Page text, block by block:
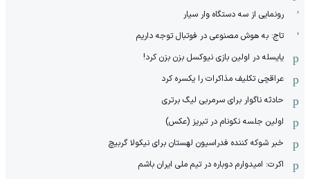
رونمایی از سه دستگاه وار سیار
تاج: به هوش مصنوعی در فوتبال توجه داریم
یایسله در اولین بازی نیوکسل بزن بزن کرد!
عراقچی تکلیف مذاکرات را یکسره کرد
حادثه ناگوار برای سرمربی لیگ برتری
اولین جلسه نکونام در تبریز (عکس)
خبر شوکه کننده فدراسیون لهستان برای نیکولا گربیچ
اکرت: امیدوارم دوباره در تیم ملی ایران باشم